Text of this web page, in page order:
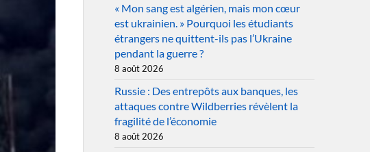
« Mon sang est algérien, mais mon cœur
est ukrainien. » Pourquoi les étudiants
étrangers ne quittent-ils pas l’Ukraine
pendant la guerre ?
8 août 2026
Russie : Des entrepôts aux banques, les
attaques contre Wildberries révèlent la
fragilité de l’économie
8 août 2026